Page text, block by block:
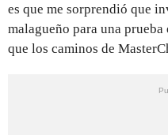
es que me sorprendió que
malagueño para una
que los caminos de